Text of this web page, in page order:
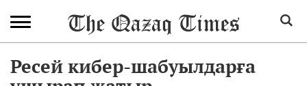
Ресей кибер-шабуылдарға